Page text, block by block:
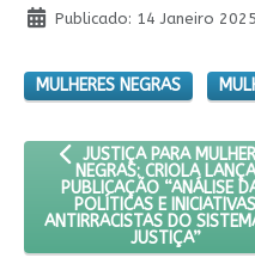
Publicado: 14 Janeiro 2025
MULHERES NEGRAS
ARTIGO ANTERIOR:
JUSTIÇA PARA
NEGRAS: CRIOLA LANÇA
PUBLICAÇÃO “ANÁLISE
POLÍTICAS E INICIATIVAS
ANTIRRACISTAS DO
JUSTIÇA”